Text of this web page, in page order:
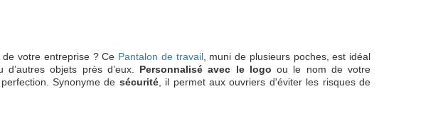
votre entreprise ? Ce Pantalon de travail, muni de plusieurs poches, est idéal
objets près d’eux. Personnalisé avec le logo ou le nom de votre
Synonyme de sécurité, il permet aux ouvriers d'éviter les risques de
et du 36 au 56 pour les hommes, la marque Herock possède une grande